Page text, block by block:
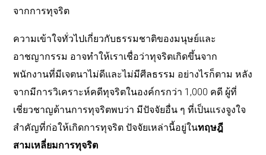
จากการทุจริต
ความเข้าใจทั่วไปเกี่ยวกับธรรมชาติของมนุษย์และ
อาชญากรรม อาจทำให้เราเชื่อว่าทุจริตเกิดขึ้นจาก
พนักงานที่มีเจตนาไม่ดีและไม่มีศีลธรรม อย่างไรก็ตาม หลัง
จากมีการวิเคราะห์คดีทุจริตในองค์กรกว่า 1,000 คดี ผู้ที่
เชี่ยวชาญด้านการทุจริตพบว่า มีปัจจัยอื่น ๆ ที่เป็นแรงจูงใจ
สำคัญที่ก่อให้เกิดการทุจริต ปัจจัยเหล่านี้อยู่ในทฤษฎี
สามเหลี่ยมการทุจริต